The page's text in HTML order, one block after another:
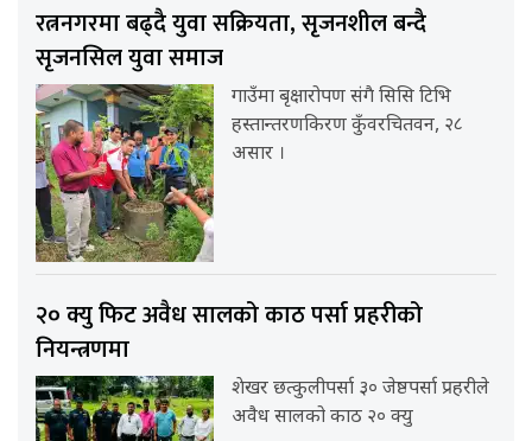
रत्ननगरमा बढ्दै युवा सक्रियता, सृजनशील बन्दै
सृजनसिल युवा समाज
गाउँमा बृक्षारोपण संगै सिसि टिभि
हस्तान्तरणकिरण कुँवरचितवन, २८
असार ।
२० क्यु फिट अवैध सालको काठ पर्सा प्रहरीको
नियन्त्रणमा
शेखर छत्कुलीपर्सा ३० जेष्ठपर्सा प्रहरीले
अवैध सालको काठ २० क्यु